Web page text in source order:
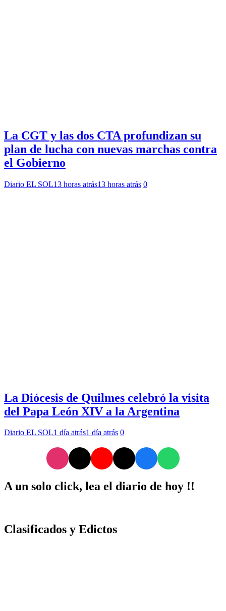
La CGT y las dos CTA profundizan su
plan de lucha con nuevas marchas contra
el Gobierno
Diario EL SOL13 horas atrás13 horas atrás 0
La Diócesis de Quilmes celebró la visita
del Papa León XIV a la Argentina
Diario EL SOL1 día atrás1 día atrás 0
A un solo click, lea el diario de hoy !!
Clasificados y Edictos